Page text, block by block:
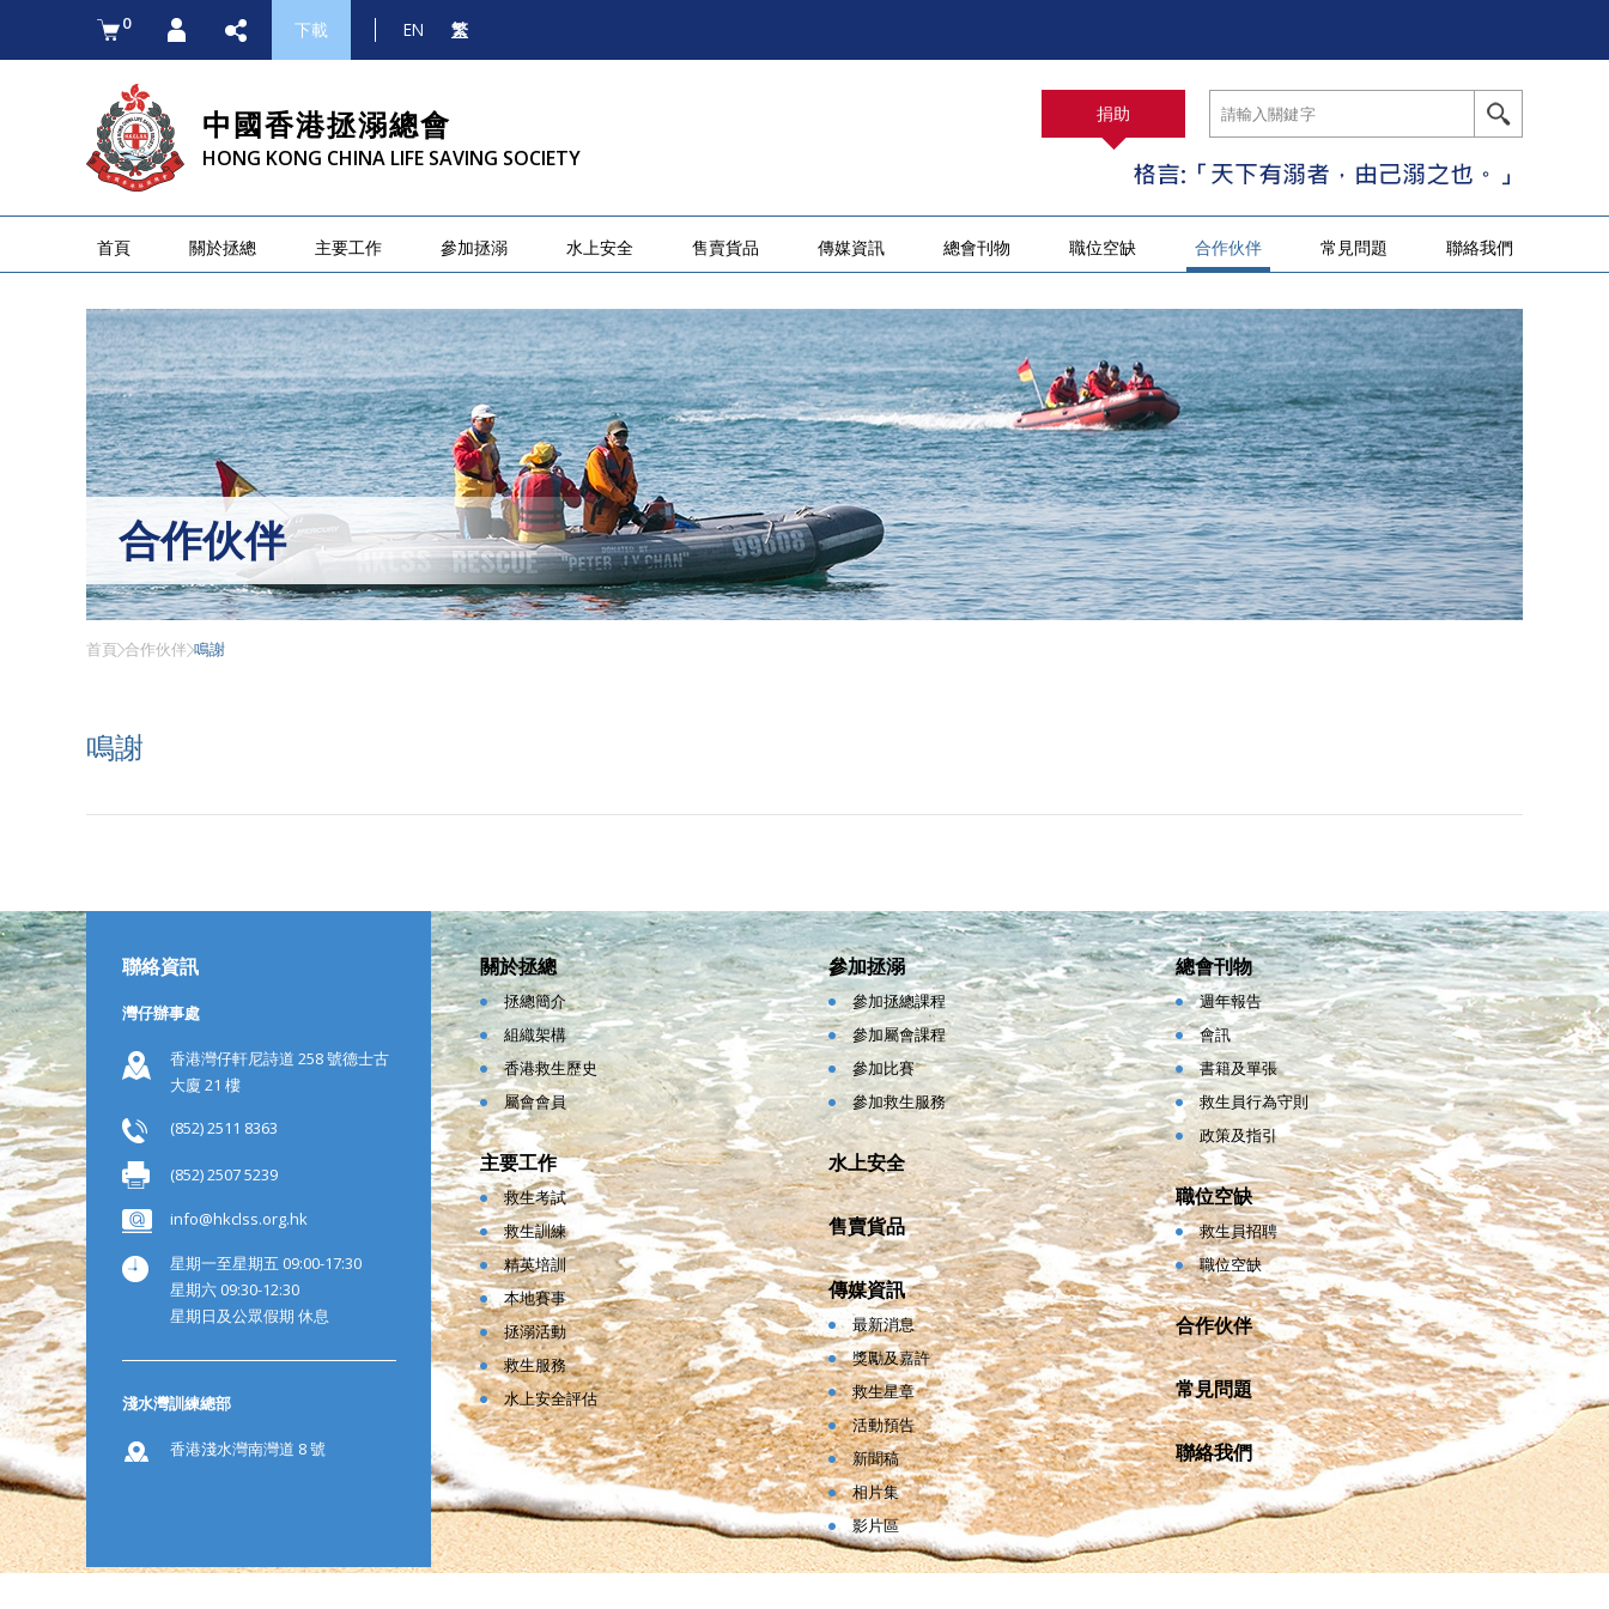
0 下載 EN 繁
中國香港拯溺總會
HONG KONG CHINA LIFE SAVING SOCIETY
捐助
首頁 關於拯總 主要工作 參加拯溺 水上安全 售賣貨品 傳媒資訊 總會刊物 職位空缺 合作伙伴 常見問題 聯絡我們
合作伙伴
首頁 合作伙伴 鳴謝
鳴謝
聯絡資訊
灣仔辦事處
香港灣仔軒尼詩道 258 號德士古
大廈 21 樓
(852) 2511 8363
(852) 2507 5239
info@hkclss.org.hk
星期一至星期五 09:00-17:30
星期六 09:30-12:30
星期日及公眾假期 休息
淺水灣訓練總部
香港淺水灣南灣道 8 號
關於拯總
拯總簡介
組織架構
香港救生歷史
屬會會員
主要工作
救生考試
救生訓練
精英培訓
本地賽事
拯溺活動
救生服務
水上安全評估
參加拯溺
參加拯總課程
參加屬會課程
參加比賽
參加救生服務
水上安全
售賣貨品
傳媒資訊
最新消息
獎勵及嘉許
救生星章
活動預告
新聞稿
相片集
影片區
總會刊物
週年報告
會訊
書籍及單張
救生員行為守則
政策及指引
職位空缺
救生員招聘
職位空缺
合作伙伴
常見問題
聯絡我們